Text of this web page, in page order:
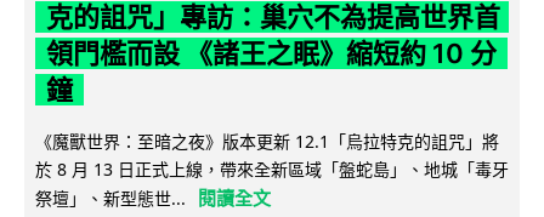
克的詛咒」專訪：巢穴不為提高世界首
領門檻而設 《諸王之眠》縮短約 10 分
鐘
《魔獸世界：至暗之夜》版本更新 12.1「烏拉特克的詛咒」將
於 8 月 13 日正式上線，帶來全新區域「盤蛇島」、地城「毒牙
祭壇」、新型態世...
閱讀全文